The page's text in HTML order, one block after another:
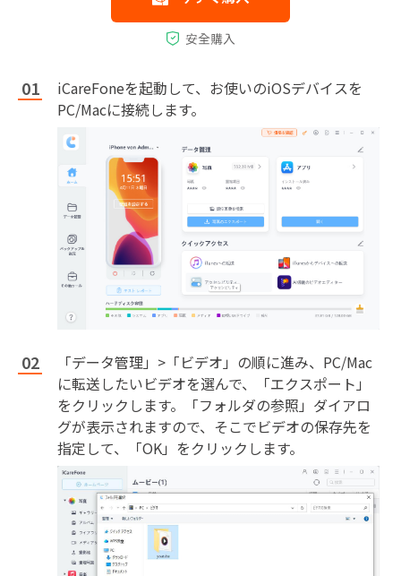
iCareFoneを起動して、お使いのiOSデバイスを
PC/Macに接続します。
「データ管理」>「ビデオ」の順に進み、PC/Mac
に転送したいビデオを選んで、「エクスポート」
をクリックします。「フォルダの参照」ダイアロ
グが表示されますので、そこでビデオの保存先を
指定して、「OK」をクリックします。